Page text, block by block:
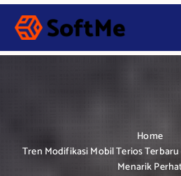
S
p
Home
Tren Modifikasi Mobil Terios
Menarik